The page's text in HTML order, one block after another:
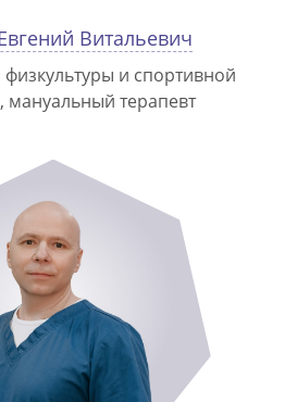
Витальевич
и спортивной
терапевт